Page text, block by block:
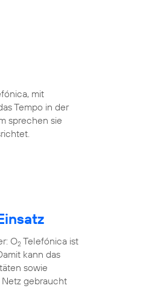
mit
Tempo in der
sprechen sie
O2 Telefónica ist
kann das
sowie
gebraucht